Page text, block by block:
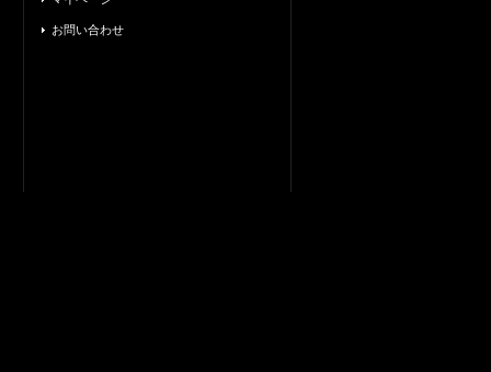
お問い合わせ